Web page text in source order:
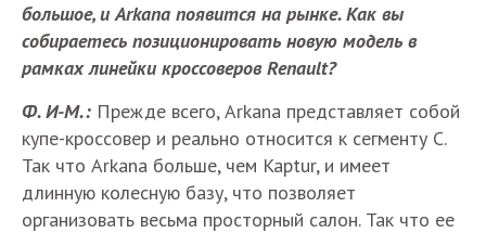
большое, и Arkana появится на рынке. Как вы
собираетесь позиционировать новую модель в
рамках линейки кроссоверов Renault?
Ф. И-М.: Прежде всего, Arkana представляет собой
купе-кроссовер и реально относится к сегменту С.
Так что Arkana больше, чем Kaptur, и имеет
длинную колесную базу, что позволяет
организовать весьма просторный салон. Так что ее